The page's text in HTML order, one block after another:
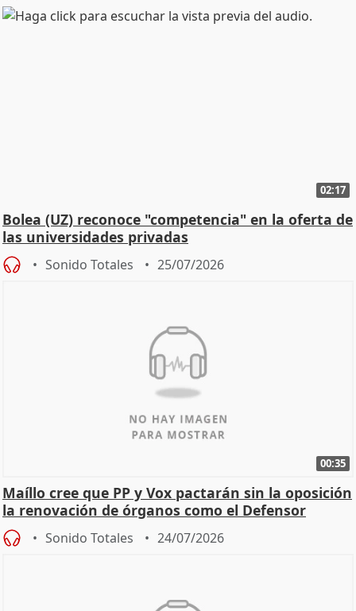
02:17
Bolea (UZ) reconoce "competencia" en la oferta de
las universidades privadas
Sonido Totales 25/07/2026
00:35
Maíllo cree que PP y Vox pactarán sin la oposición
la renovación de órganos como el Defensor
Sonido Totales 24/07/2026